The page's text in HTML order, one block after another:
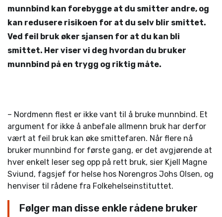
munnbind kan forebygge at du smitter andre, og
kan redusere risikoen for at du selv blir smittet.
Ved feil bruk øker sjansen for at du kan bli
smittet. Her viser vi deg hvordan du bruker
munnbind på en trygg og riktig måte.
– Nordmenn flest er ikke vant til å bruke munnbind. Et
argument for ikke å anbefale allmenn bruk har derfor
vært at feil bruk kan øke smittefaren. Når flere nå
bruker munnbind for første gang, er det avgjørende at
hver enkelt leser seg opp på rett bruk, sier Kjell Magne
Sviund, fagsjef for helse hos Norengros Johs Olsen, og
henviser til rådene fra Folkehelseinstituttet.
Følger man disse enkle rådene bruker